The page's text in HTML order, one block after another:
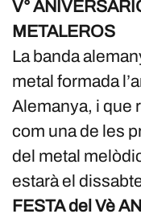
V°
METALEROS
La banda
metal formada
Alemanya, i que
com una de les
del metal
estarà el
FESTA del Vè